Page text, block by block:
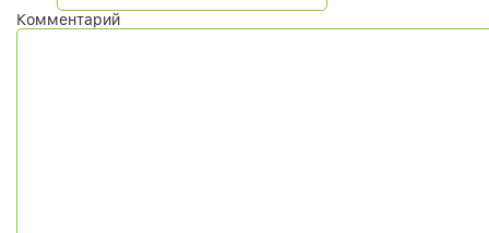
Комментарий